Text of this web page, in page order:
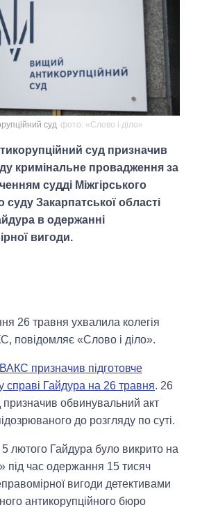
суд фото: «Слово і діло»
суд призначив
кримінальне провадження за
судді Міжгірського
суду Закарпатської області
в одержанні
вигоди.
26 травня ухвалила колегія
повідомляє «Слово і діло».
ВАКС призначив підготовче
справі Гайдура на 26 травня. 26
призначив обвинувальний акт
до розгляду по суті.
лютого Гайдура було викрито на
під час одержання 15 тисяч
вигоди детективами
антикорупційного бюро